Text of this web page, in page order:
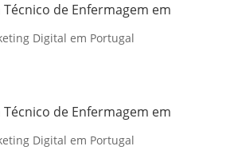
Técnico de Enfermagem em
Digital em Portugal
Técnico de Enfermagem em
Digital em Portugal